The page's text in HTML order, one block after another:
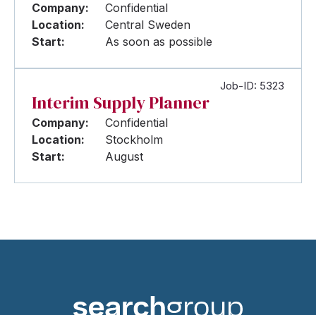
Company:
Confidential
Location:
Central Sweden
Start:
As soon as possible
Job-ID: 5323
Interim Supply Planner
Company:
Confidential
Location:
Stockholm
Start:
August